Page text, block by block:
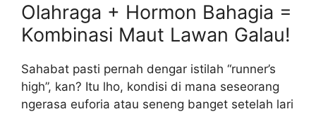
Olahraga + Hormon Bahagia =
Kombinasi Maut Lawan Galau!
Sahabat pasti pernah dengar istilah “runner’s
high”, kan? Itu lho, kondisi di mana seseorang
ngerasa euforia atau seneng banget setelah lari